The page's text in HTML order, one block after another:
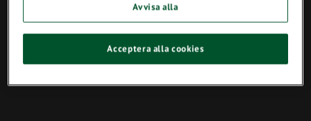
Avvisa alla
Acceptera alla cookies